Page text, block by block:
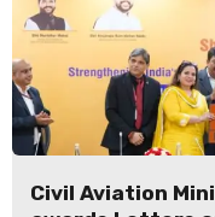
Civil Aviation